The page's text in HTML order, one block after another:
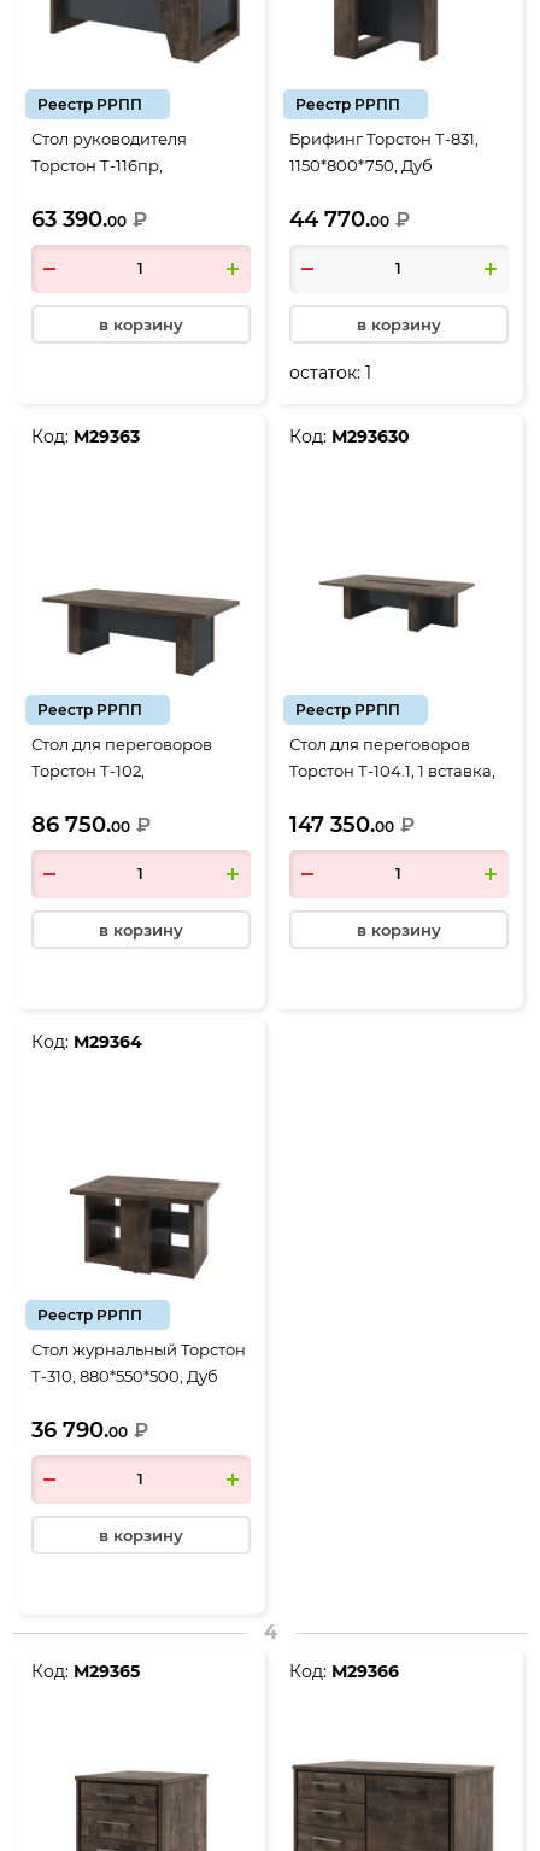
Реестр РРПП
Стол руководителя
Торстон Т-116пр,
Бунратти-Антрацит
63 390.00 ₽
в корзину
Реестр РРПП
Брифинг Торстон Т-831,
1150*800*750, Дуб
44 770.00 ₽
в корзину
остаток:1
Код: М29363
Реестр РРПП
Стол для переговоров
Торстон Т-102,
Бунратти-Антрацит
86 750.00 ₽
в корзину
Код: М293630
Реестр РРПП
Стол для переговоров
Торстон Т-104.1, 1 вставка,
Бунратти-Антрацит
147 350.00 ₽
в корзину
Код: М29364
Реестр РРПП
Стол журнальный Торстон
Т-310, 880*550*500, Дуб
36 790.00 ₽
в корзину
4
Код: М29365 Код: М29366